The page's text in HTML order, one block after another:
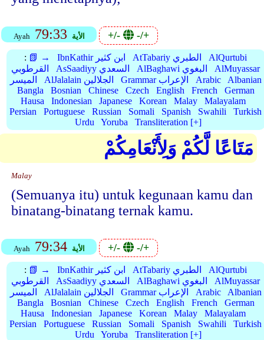
Ayah 79:33 الأية +/- -/+
: 📗 → IbnKathir ابن كثير AtTabariy الطبري
AlQurtubi
القرطوبي
AsSaadiyy السعدي AlBaghawi البغوي
AlMuyassar
الميسر
AlJalalain الجلالين Grammar الإعراب Arabic
Albanian
Bangla
Bosnian Chinese Czech English French
German
Hausa
Indonesian Japanese Korean Malay
Malayalam
Persian
Portuguese Russian Somali Spanish Swahili
Turkish
Urdu
Yoruba Transliteration [+]
مَتَاعًا لَّكُمْ وَلِأَنْعَامِكُمْ
Malay
(Semuanya itu) untuk kegunaan kamu dan
binatang-binatang ternak kamu.
Ayah 79:34 الأية +/- -/+
: 📗 → IbnKathir ابن كثير AtTabariy الطبري
AlQurtubi
القرطوبي
AsSaadiyy السعدي AlBaghawi البغوي
AlMuyassar
الميسر
AlJalalain الجلالين Grammar الإعراب Arabic
Albanian
Bangla
Bosnian Chinese Czech English French
German
Hausa
Indonesian Japanese Korean Malay
Malayalam
Persian
Portuguese Russian Somali Spanish Swahili
Turkish
Urdu
Yoruba Transliteration [+]